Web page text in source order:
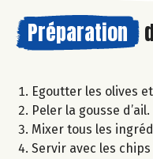
Préparation
Egoutter les olives
Peler la gousse d’ail.
Mixer tous les
Servir avec les